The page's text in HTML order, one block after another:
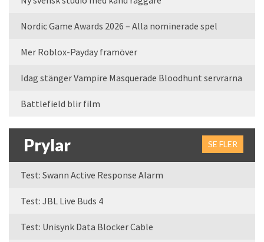
Nordic Game Awards 2026 – Alla nominerade spel
Mer Roblox-Payday framöver
Idag stänger Vampire Masquerade Bloodhunt servrarna
Battlefield blir film
Prylar SE FLER
Test: Swann Active Response Alarm
Test: JBL Live Buds 4
Test: Unisynk Data Blocker Cable